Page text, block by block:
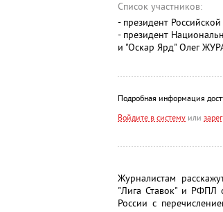
Список участников:
- президент
- президент
и "Оскар Ярд" Олег
Подробная информация
Войдите в системуили
Журналистам
"Лига Ставок" и РФПЛ
России с